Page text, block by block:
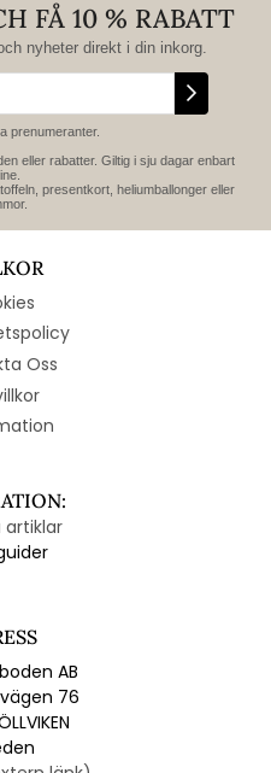
FÅ 10 % RABATT
nyheter direkt i din inkorg.
prenumeranter.
eller rabatter. Giltig i sju dagar enbart
presentkort, heliumballonger eller
Oss
artiklar
AB
76